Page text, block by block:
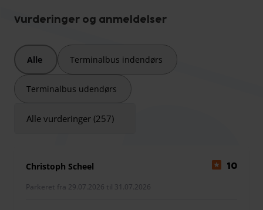
rejseoplevelse med sikre, overdækkede parkeringspladser,
eksklusiv udsigt over Volksparkstadion direkte fra øverste
etage.
Fra parkeringspladsen til lufthavnen: hver time fra kl. 04:00
til 00:00
Vurderinger og anmeldelser
Alle Terminalbus indendørs
Terminalbus udendørs
Alle vurderinger (257)
Christoph Scheel 10
Parkeret fra 29.07.2026 til 31.07.2026